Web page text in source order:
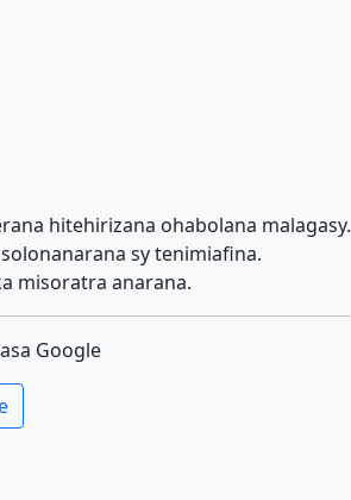
hitehirizana ohabolana malagasy.
sy tenimiafina.
misoratra anarana.
Google